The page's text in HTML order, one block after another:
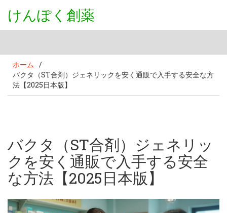
けんぽく創薬
ホーム /
バクタ（ST合剤）ジェネリックを安く通販で入手する安全な方
法【2025日本版】
バクタ（ST合剤）ジェネリッ
クを安く通販で入手する安全
な方法【2025日本版】